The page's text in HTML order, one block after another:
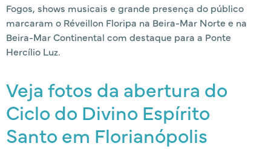
Fogos, shows musicais e grande presença do público
marcaram o Réveillon Floripa na Beira-Mar Norte e na
Beira-Mar Continental com destaque para a Ponte
Hercílio Luz.
Veja fotos da abertura do
Ciclo do Divino Espírito
Santo em Florianópolis